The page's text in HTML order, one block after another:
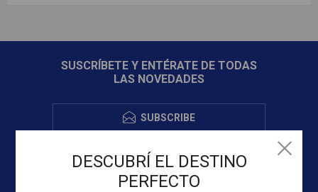
SUSCRÍBETE Y ENTÉRATE DE TODAS
LAS NOVEDADES
SUBSCRIBE
DESCUBRÍ EL DESTINO
PERFECTO